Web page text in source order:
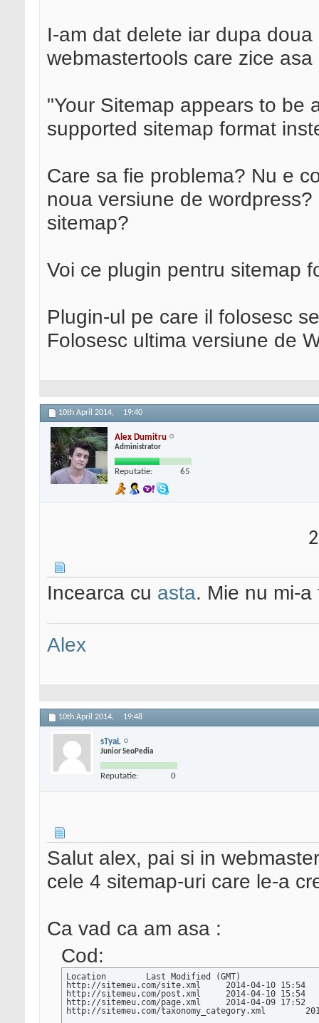
I-am dat delete iar dupa
webmastertools care zice asa
"Your Sitemap appears to be
supported sitemap format
Care sa fie problema? Nu e
noua versiune de
sitemap?
Voi ce plugin pentru sitemap
Plugin-ul pe care il folosesc
Folosesc ultima versiune de
10th April 2014, 19:40
Alex Dumitru
Administrator
Reputatie: 65
Incearca cu asta. Mie nu mi-
Alex
10th April 2014, 19:48
sTyaL
Junior SeoPedia
Reputatie: 0
Salut alex, pai si in
cele 4 sitemap-uri care le-a
Ca vad ca am asa :
Cod:
Location	Last Modified (GMT)
http://sitemeu.com/site.xml	2014-04-10 15:54
http://sitemeu.com/post.xml	2014-04-10 15:54
http://sitemeu.com/page.xml	2014-04-09 17:52
http://